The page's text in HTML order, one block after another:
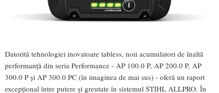
Datorită tehnologiei inovatoare tabless, noii acumulatori de înaltă
performanță din seria Performance - AP 100.0 P, AP 200.0 P, AP
300.0 P și AP 300.0 PC (în imaginea de mai sus) - oferă un raport
excepțional între putere și greutate în sistemul STIHL ALLPRO. În